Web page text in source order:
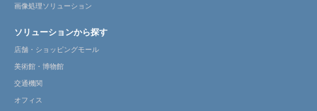
画像処理ソリューション
ソリューションから探す
店舗・ショッピングモール
美術館・博物館
交通機関
オフィス